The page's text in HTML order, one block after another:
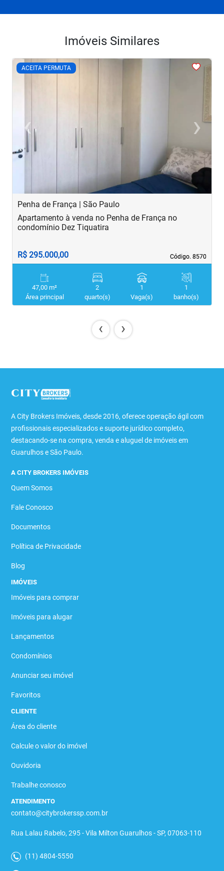
Imóveis Similares
ACEITA PERMUTA
<<<<
‹
Previous ›Next
Penha de França | São Paulo
Código. 8570
Código. 8570
Apartamento à venda no Penha de França no
condomínio Dez Tiquatira
R$ 295.000,00
47,00 m²
Área principal
2
quarto(s)
1
Vaga(s)
1
banho(s)
‹ ›
A City Brokers Imóveis, desde 2016, oferece operação ágil com
profissionais especializados e suporte jurídico completo,
destacando-se na compra, venda e aluguel de imóveis em
Guarulhos e São Paulo.
A CITY BROKERS IMÓVEIS
Quem Somos
Fale Conosco
Documentos
Política de Privacidade
Blog
IMÓVEIS
Imóveis para comprar
Imóveis para alugar
Lançamentos
Condomínios
Anunciar seu imóvel
Favoritos
CLIENTE
Área do cliente
Calcule o valor do imóvel
Ouvidoria
Trabalhe conosco
ATENDIMENTO
contato@citybrokerssp.com.br
Rua Lalau Rabelo, 295 - Vila Milton Guarulhos - SP, 07063-110
(11) 4804-5550